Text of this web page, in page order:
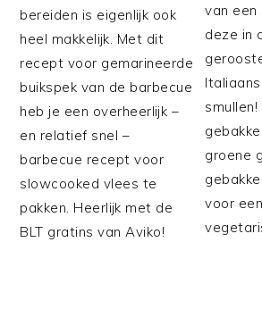
bereiden is eigenlijk ook
heel makkelijk. Met dit
recept voor gemarineerde
buikspek van de barbecue
heb je een overheerlijk –
en relatief snel –
barbecue recept voor
slowcooked vlees te
pakken. Heerlijk met de
BLT gratins van Aviko!
van een
deze in
groene
voor